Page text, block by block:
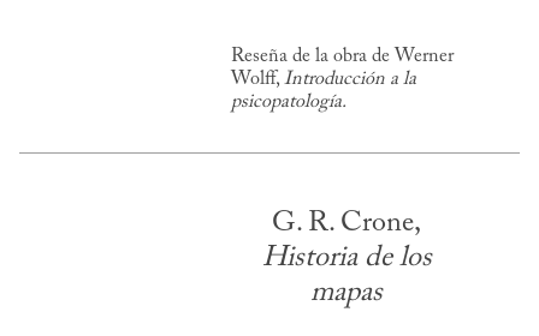
Reseña de la obra de Werner
Wolff, Introducción a la
psicopatología.
G. R. Crone,
Historia de los
mapas